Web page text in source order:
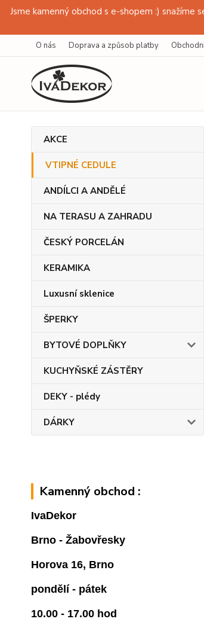
Jsme kamenný obchod s e-shopem :)
O nás Doprava a způsob platby
AKCE
VTIPNÉ CEDULE
ANDÍLCI A ANDĚLÉ
NA TERASU A ZAHRADU
ČESKÝ PORCELÁN
KERAMIKA
Luxusní sklenice
ŠPERKY
BYTOVÉ DOPLŇKY
KUCHYŇSKÉ ZÁSTĚRY
DEKY - plédy
DÁRKY
Kamenný obchod :
IvaDekor
Brno - Žabovřesky
Horova 16, Brno
pondělí - pátek
10.00 - 17.00 hod